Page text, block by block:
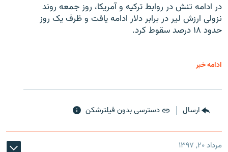
در ادامه تنش در روابط ترکیه و آمریکا، روز جمعه روند
نزولی ارزش لیر در برابر دلار ادامه یافت و ظرف یک روز
حدود ۱۸ درصد سقوط کرد.
ادامه خبر
ارسال دسترسی بدون فیلترشکن
مرداد ۲۰, ۱۳۹۷